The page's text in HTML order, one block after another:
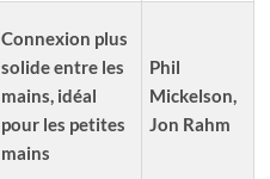
Connexion plus
solide entre les
mains, idéal
pour les petites
mains
Phil
Mickelson,
Jon Rahm